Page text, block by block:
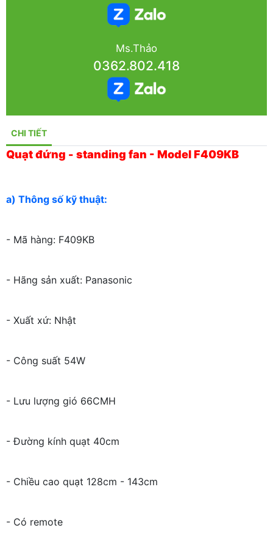
Ms.Thảo
0362.802.418
CHI TIẾT
Quạt đứng - standing fan - Model F409KB
a) Thông số kỹ thuật:
- Mã hàng: F409KB
- Hãng sản xuất: Panasonic
- Xuất xứ: Nhật
- Công suất 54W
- Lưu lượng gió 66CMH
- Đường kính quạt 40cm
- Chiều cao quạt 128cm - 143cm
- Có remote